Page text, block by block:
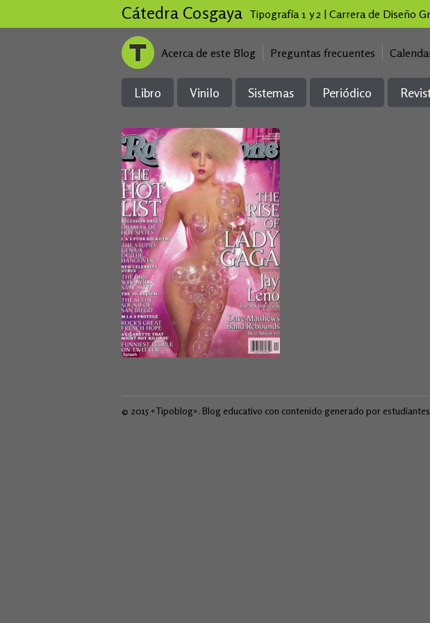
Cátedra Cosgaya Tipografía 1 y 2 | Carrera de Diseño
Acerca de este Blog Preguntas frecuentes
Libro Vinilo Sistemas Periódico
© 2015 «Tipoblog». Blog educativo con contenido generado por